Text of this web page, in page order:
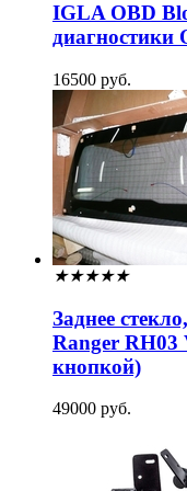
IGLA OBD
16500 руб.
★★★★★
Заднее
Ranger
кнопкой)
49000 руб.